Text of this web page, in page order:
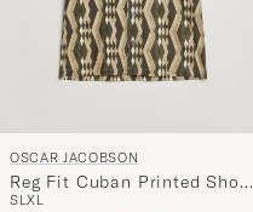
OSCAR JACOBSON
Reg Fit Cuban Printed Short
Sleeve Shirt Olive
SLXL